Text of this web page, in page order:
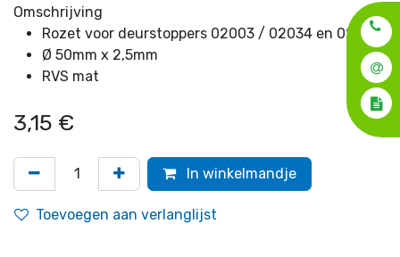
Omschrijving
Rozet voor deurstoppers 02003 / 02034 en 02036
Ø 50mm x 2,5mm
RVS mat
3,15 €
In winkelmandje
Toevoegen aan verlanglijst